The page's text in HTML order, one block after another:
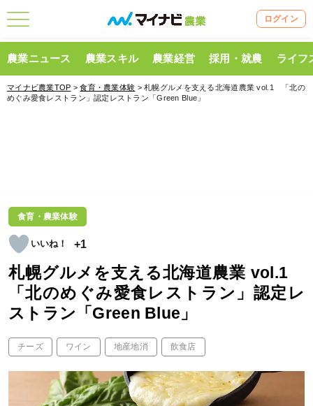
ログイン
農業ニュース 農業スキル 農業経営 採用・就農 ライフ
マイナビ農業TOP >食育・農業体験 > 札幌グルメを支える北海道農業 vol.1 「北の
めぐみ愛食レストラン」認定レストラン「Green Blue」
食育・農業体験
+1
札幌グルメを支える北海道農業 vol.1
「北のめぐみ愛食レストラン」認定レ
ストラン「Green Blue」
チーズ ワイン 地産地消 飲食店